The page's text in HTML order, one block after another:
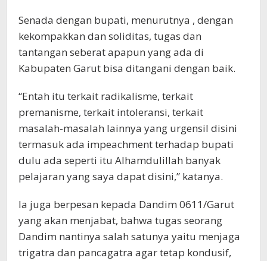
Senada dengan bupati, menurutnya , dengan
kekompakkan dan soliditas, tugas dan
tantangan seberat apapun yang ada di
Kabupaten Garut bisa ditangani dengan baik.
“Entah itu terkait radikalisme, terkait
premanisme, terkait intoleransi, terkait
masalah-masalah lainnya yang urgensil disini
termasuk ada impeachment terhadap bupati
dulu ada seperti itu Alhamdulillah banyak
pelajaran yang saya dapat disini,” katanya.
Ia juga berpesan kepada Dandim 0611/Garut
yang akan menjabat, bahwa tugas seorang
Dandim nantinya salah satunya yaitu menjaga
trigatra dan pancagatra agar tetap kondusif,